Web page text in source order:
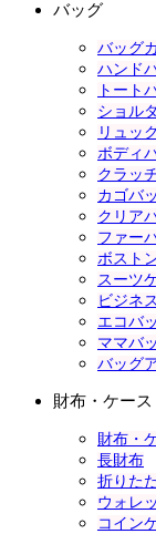
バッグ
バッグ
ハンド
トート
ショル
リュッ
ボディ
クラッ
カゴバ
クリア
ファー
ボスト
スーツ
ビジネ
エコバ
ママバ
バッグ
財布・ケース
財布・
長財布
折りた
ウォレ
コイン